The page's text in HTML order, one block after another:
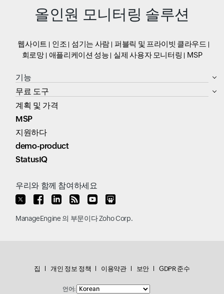
올인원 모니터링 솔루션
웹사이트 인조 섬기는 사람
퍼블릭 및 프라이빗 클라우드
회로망
애플리케이션 성능 실제 사용자 모니터링 MSP
기능
무료 도구
계획 및 가격
MSP
지원하다
demo-product
StatusIQ
우리와 함께 참여하세요
ManageEngine 의 부문이다Zoho Corp.
집 개인 정보 정책 이용약관 보안 GDPR 준수
언어: